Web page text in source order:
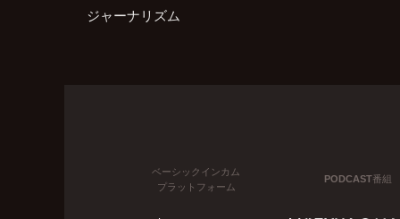
ジャーナリズム
ベーシックインカム
プラットフォーム
PODCAST番組